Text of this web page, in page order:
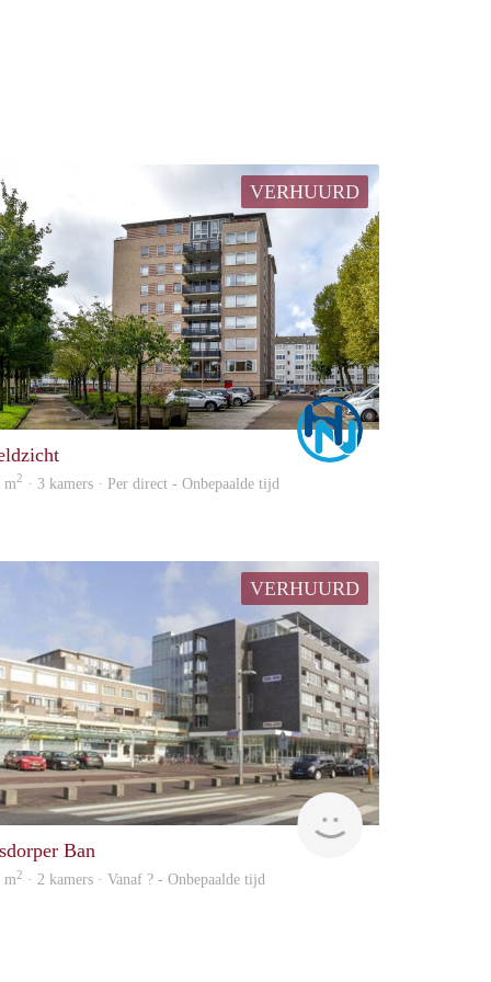
VERHUURD
Marco
m2 · 3 kamers · Per direct - Onbepaalde tijd
VERHUURD
Woning
Ban
m2 · 2 kamers · Vanaf ? - Onbepaalde tijd